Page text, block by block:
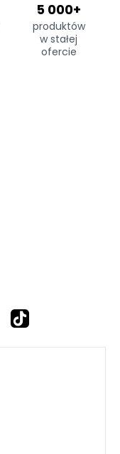
5 000+
produktów
w stałej
ofercie